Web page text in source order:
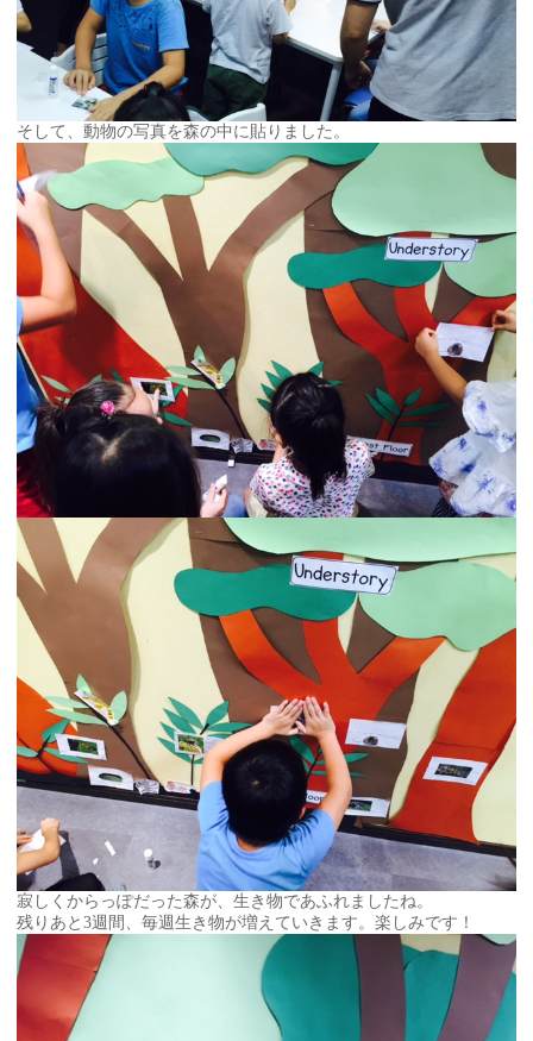
そして、動物の写真を森の中に貼りました。
寂しくからっぽだった森が、生き物であふれましたね。
残りあと3週間、毎週生き物が増えていきます。楽しみです！